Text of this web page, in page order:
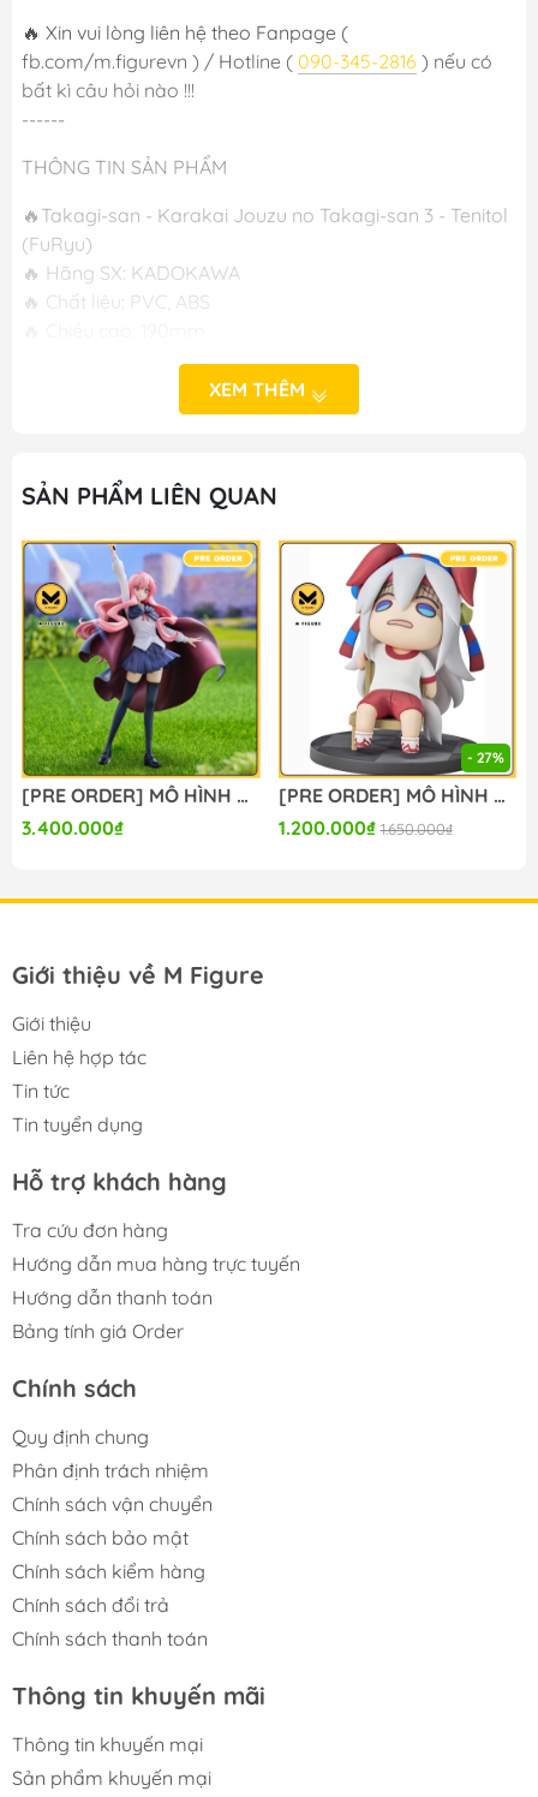
🔥 Xin vui lòng liên hệ theo Fanpage (
fb.com/m.figurevn ) / Hotline ( 090-345-2816 ) nếu có
bất kì câu hỏi nào !!!
------
THÔNG TIN SẢN PHẨM
🔥Takagi-san - Karakai Jouzu no Takagi-san 3 - Tenitol
(FuRyu)
🔥 Hãng SX: KADOKAWA
🔥 Chất liệu: PVC, ABS
🔥 Phát hành :T5/2024
M FIGURE - MÔ HÌNH ANIME CHÍNH HÃNG NHẬT BẢN
🔥Add: Ngọc Hồi - Hoàng Liệt - Hoàng Mai - Hà Nội
🔥Hotline:090-345-2816or098-777-0035
🔥Website: https://mfigure.com/
#figure #mo_hinh #mo_hinh_nhan_vat
#mo_hinh_anime #anime_figure #figure
#mo_hinh_chinh_hang #mo_hinh_figure
#figure_chinh_hang #mo_hinh_tinh #nendoroid
#gameprize #scalefigure
---
XEM THÊM
SẢN PHẨM LIÊN QUAN
[PRE ORDER] MÔ HÌNH Zero no Tsukaima - Louise Françoise Le Blanc de la Vallière - KDcolle - 20th Anniversary (Kadokawa, Tops) FIGURE CHÍNH HÃNG
3.400.000₫
- 27%
[PRE ORDER] MÔ HÌNH Umamusume: Cinderella Gray - Tamamo Cross - Mini Memory - Nervous (Good Smile Company) FIGURE CHÍNH HÃNG
1.200.000₫ 1.650.000₫
Giới thiệu về M Figure
Giới thiệu
Liên hệ hợp tác
Tin tức
Tin tuyển dụng
Hỗ trợ khách hàng
Tra cứu đơn hàng
Hướng dẫn mua hàng trực tuyến
Hướng dẫn thanh toán
Bảng tính giá Order
Chính sách
Quy định chung
Phân định trách nhiệm
Chính sách vận chuyển
Chính sách bảo mật
Chính sách kiểm hàng
Chính sách đổi trả
Chính sách thanh toán
Thông tin khuyến mãi
Thông tin khuyến mại
Sản phẩm khuyến mại